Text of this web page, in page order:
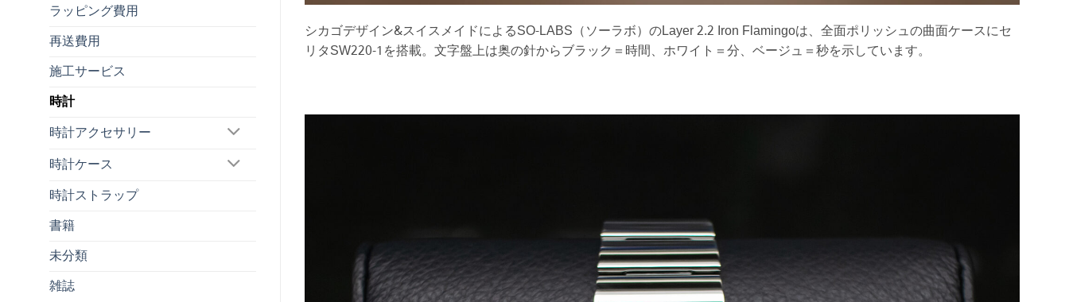
ラッピング費用
再送費用
施工サービス
時計
時計アクセサリー
時計ケース
時計ストラップ
書籍
未分類
雑誌
シカゴデザイン&スイスメイドによるSO-LABS（ソーラボ）のLayer 2.2 Iron Flamingoは、全面ポリッシュの曲面ケースにセ
リタSW220-1を搭載。文字盤上は奥の針からブラック＝時間、ホワイト＝分、ベージュ＝秒を示しています。